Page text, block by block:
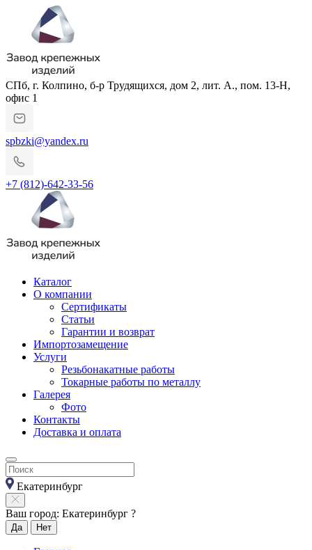
СПб, г. Колпино, б-р Трудящихся, дом 2, лит. А., пом. 13-Н,
офис 1
spbzki@yandex.ru
+7 (812)-642-33-56
Каталог
О компании
Сертификаты
Статьи
Гарантии и возврат
Импортозамещение
Услуги
Резьбонакатные работы
Токарные работы по металлу
Галерея
Фото
Контакты
Доставка и оплата
Екатеринбург
Ваш город: Екатеринбург ?
Да Нет